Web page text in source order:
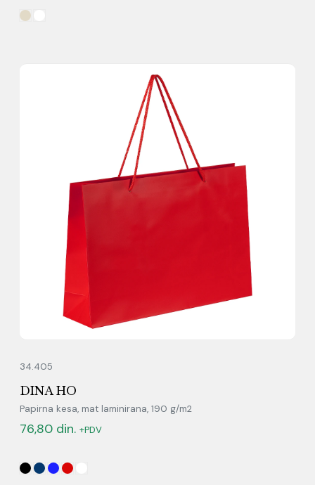
34.405
DINA HO
Papirna kesa, mat laminirana, 190 g/m2
76,80 din. +PDV